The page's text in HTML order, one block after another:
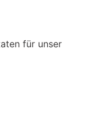
für unser